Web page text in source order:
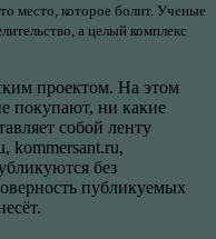
место, которое болит. Ученые
а целый комплекс
проектом. На этом
покупают, ни какие
собой ленту
kommersant.ru,
без
публикуемых